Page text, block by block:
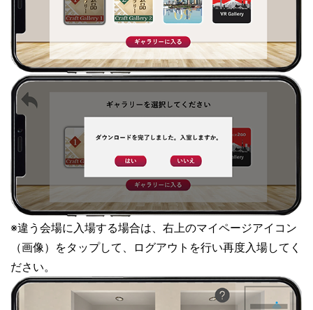
※違う会場に入場する場合は、右上のマイページアイコン
（画像）をタップして、ログアウトを行い再度入場してく
ださい。